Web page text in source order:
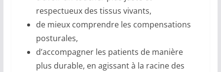
respectueux des tissus vivants,
de mieux comprendre les compensations
posturales,
d’accompagner les patients de manière
plus durable, en agissant à la racine des